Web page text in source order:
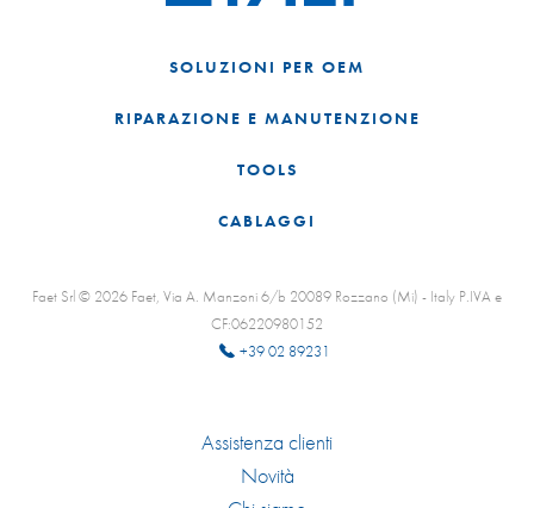
SOLUZIONI PER OEM
RIPARAZIONE E MANUTENZIONE
TOOLS
CABLAGGI
Faet Srl © 2026 Faet, Via A. Manzoni 6/b 20089 Rozzano (Mi) - Italy P.IVA e
CF:06220980152
+39 02 89231
Assistenza clienti
Novità